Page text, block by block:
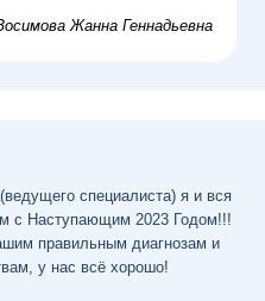
Жанна Геннадьевна
специалиста) я и вся
с Наступающим 2023 Годом!!!
правильным диагнозам и
у нас всё хорошо!